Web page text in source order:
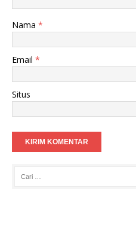
Nama *
Email *
Situs